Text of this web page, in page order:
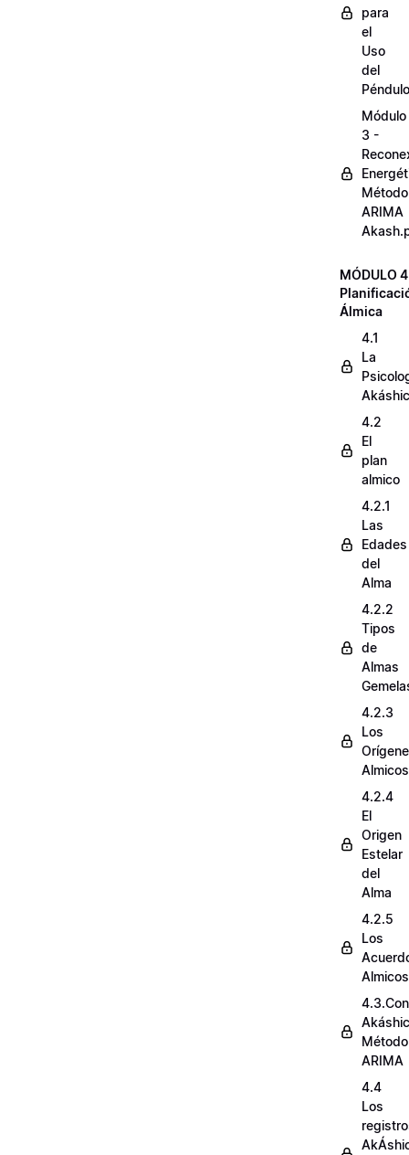
para
el
Uso
del
Péndulo
Módulo
3 -
Método
ARIMA
MÓDULO
Álmica
4.1
La
4.2
El
plan
almico
4.2.1
Las
Edades
del
Alma
4.2.2
Tipos
de
Almas
4.2.3
Los
Almicos
4.2.4
El
Origen
Estelar
del
Alma
4.2.5
Los
Almicos
Método
ARIMA
4.4
Los